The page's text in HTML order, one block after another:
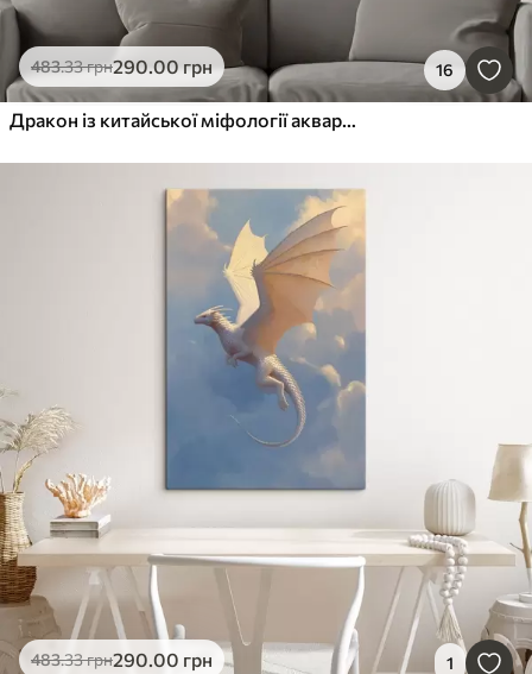
483.33грн290.00 грн 16
Дракон із китайської міфології аквареллю
483.33грн290.00 грн 1